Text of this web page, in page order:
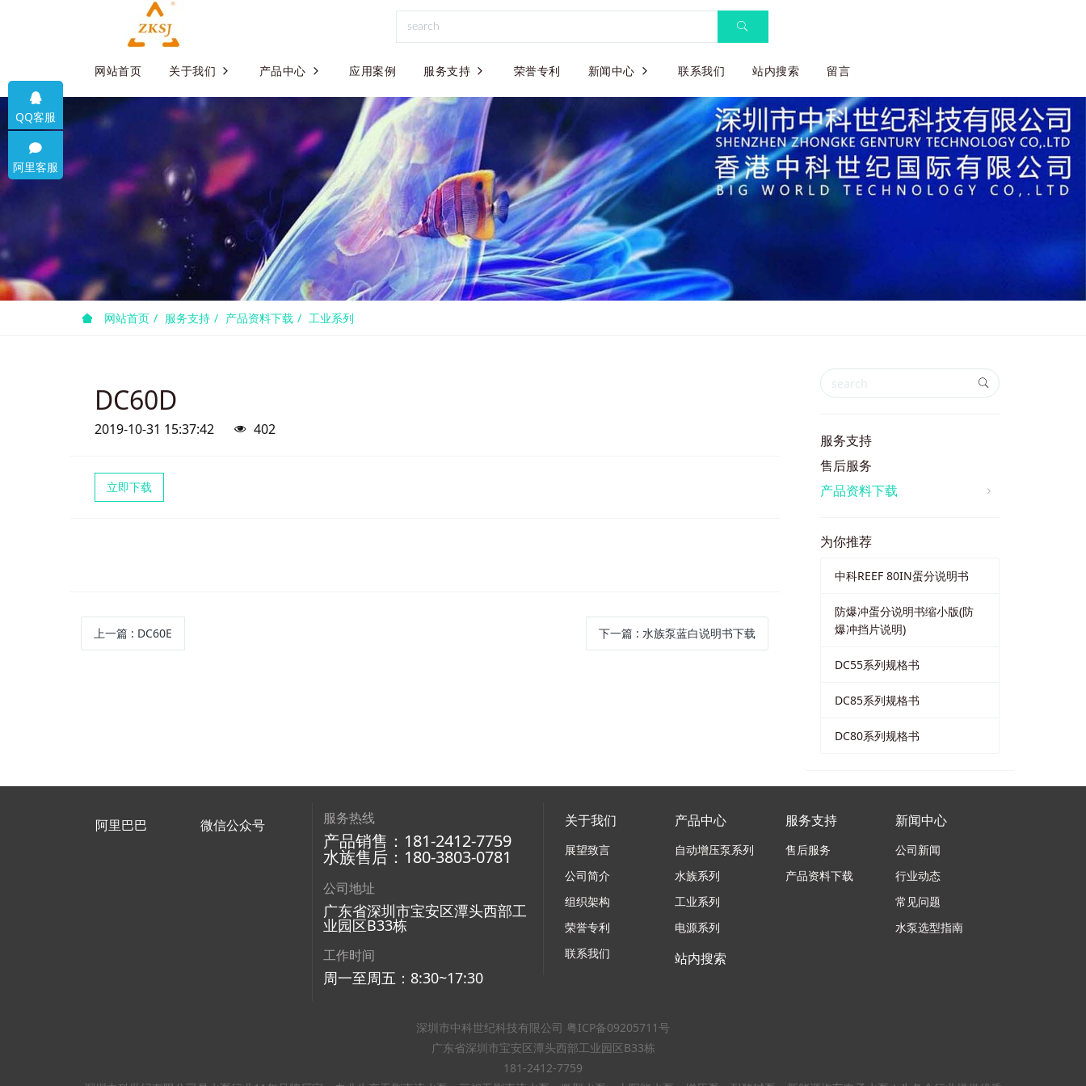
网站首页 关于我们 产品中心 应用案例 服务支持 荣誉专利 新闻中心 联系我们 站内搜索 留言
网站首页 服务支持 产品资料下载 工业系列
DC60D
2019-10-31 15:37:42 402
立即下载
上一篇 : DC60E 下一篇 : 水族泵蓝白说明书下载
服务支持
售后服务
产品资料下载
为你推荐
中科REEF 80IN蛋分说明书
防爆冲蛋分说明书缩小版(防
爆冲挡片说明)
DC55系列规格书
DC85系列规格书
DC80系列规格书
阿里巴巴 微信公众号 服务热线
产品销售：181-2412-7759
水族售后：180-3803-0781
公司地址
广东省深圳市宝安区潭头西部工
业园区B33栋
工作时间
周一至周五：8:30~17:30
关于我们
展望致言
公司简介
组织架构
荣誉专利
联系我们
产品中心
自动增压泵系列
水族系列
工业系列
电源系列
服务支持
售后服务
产品资料下载
新闻中心
公司新闻
行业动态
常见问题
水泵选型指南
站内搜索
深圳市中科世纪科技有限公司 粤ICP备09205711号
广东省深圳市宝安区潭头西部工业园区B33栋
181-2412-7759
QQ客服
阿里客服